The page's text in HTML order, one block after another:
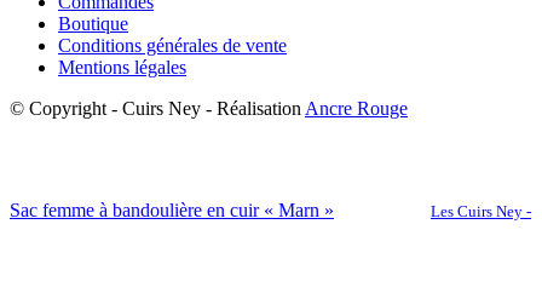
Boutique
Conditions générales de vente
Mentions légales
© Copyright - Cuirs Ney - Réalisation Ancre Rouge
Sac femme à bandoulière en cuir « Marn » Les Cuirs Ney -